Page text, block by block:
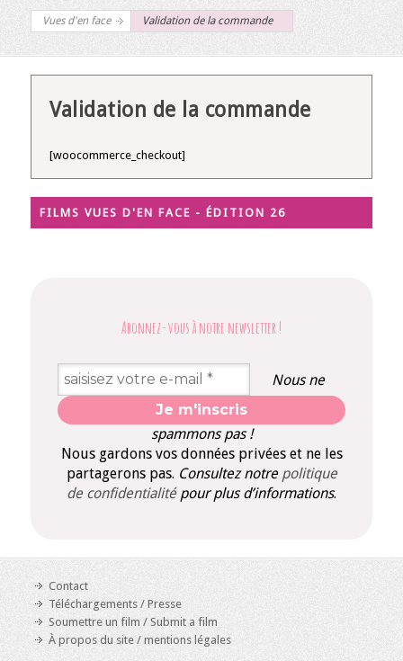
Vues d'en face Validation de la commande
Validation de la commande
[woocommerce_checkout]
FILMS VUES D'EN FACE - ÉDITION 26
Abonnez-vous à notre newsletter !
Nous ne
spammons pas !
Nous gardons vos données privées et ne les
partagerons pas. Consultez notre politique
de confidentialité pour plus d’informations.
Contact
Téléchargements / Presse
Soumettre un film / Submit a film
À propos du site / mentions légales